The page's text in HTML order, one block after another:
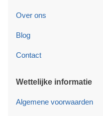
Over ons
Blog
Contact
Wettelijke informatie
Algemene voorwaarden